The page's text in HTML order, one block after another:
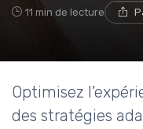
11 min de lecture
Optimisez
des stratégies